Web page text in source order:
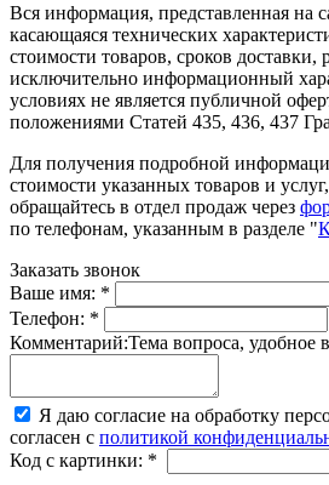
Вся информация, представленная на
касающаяся технических
стоимости товаров, сроков
исключительно информационный
условиях не является публичной
положениями Статей 435, 436, 437
Для получения подробной
стоимости указанных товаров и
обращайтесь в отдел продаж через
по телефонам, указанным в разделе "
Заказать звонок
Ваше имя: *
Телефон: *
Комментарий:Тема вопроса, удобное
Я даю согласие на обработку
согласен с политикой
Код с картинки: *